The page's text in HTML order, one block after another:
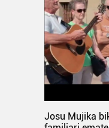
Josu Mujika